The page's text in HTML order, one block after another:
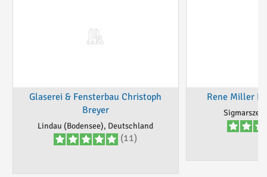
Glaserei & Fensterbau Christoph
Breyer
Lindau (Bodensee), Deutschland
(11)
Rene Miller